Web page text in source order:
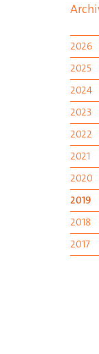
2026
2025
2024
2023
2022
2021
2020
2019
2018
2017